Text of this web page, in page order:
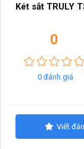
Két sắt TRULY
0
0 đánh giá
Viết